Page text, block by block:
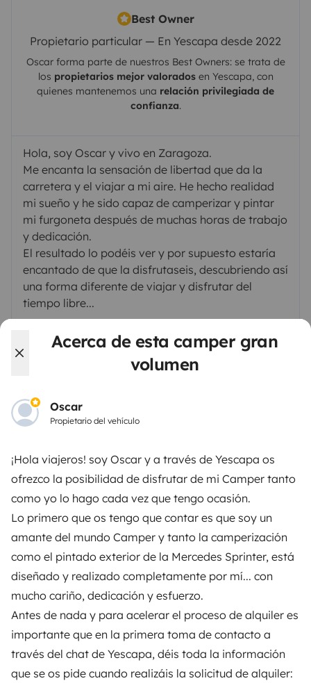
Acerca de esta camper gran
volumen
Oscar
Propietario del vehículo
¡Hola viajeros! soy Oscar y a través de Yescapa os
ofrezco la posibilidad de disfrutar de mi Camper tanto
como yo lo hago cada vez que tengo ocasión.
Lo primero que os tengo que contar es que soy un
amante del mundo Camper y tanto la camperización
como el pintado exterior de la Mercedes Sprinter, está
diseñado y realizado completamente por mí... con
mucho cariño, dedicación y esfuerzo.
Antes de nada y para acelerar el proceso de alquiler es
importante que en la primera toma de contacto a
través del chat de Yescapa, déis toda la información
que se os pide cuando realizáis la solicitud de alquiler:
Best Owner
Propietario particular — En Yescapa desde 2022
Oscarforma parte de nuestros Best Owners: se trata de
los propietarios mejor valoradosen Yescapa, con
quienes mantenemos una relación privilegiada de
confianza.
Hola, soy Oscar y vivo en Zaragoza.
Me encanta la sensación de libertad que da la
carretera y el viajar a mi aire. He hecho realidad
mi sueño y he sido capaz de camperizar y pintar
mi furgoneta después de muchas horas de trabajo
y dedicación.
El resultado lo podéis ver y por supuesto estaría
encantado de que la disfrutaseis, descubriendo así
una forma diferente de viajar y disfrutar del
tiempo libre...
¿Tienes una pregunta para Oscar?
Enviar un mensaje
Puntuación global
Tasa de respuesta
100 %
Idiomas hablados
Español
Perfil certificado